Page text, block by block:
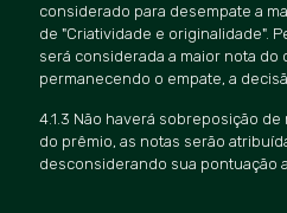
considerado para desempate a
de "Criatividade e originalidade".
será considerada a maior nota do
permanecendo o empate, a decisã
4.1.3 Não haverá sobreposição de
do prêmio, as notas serão
desconsiderando sua pontuação